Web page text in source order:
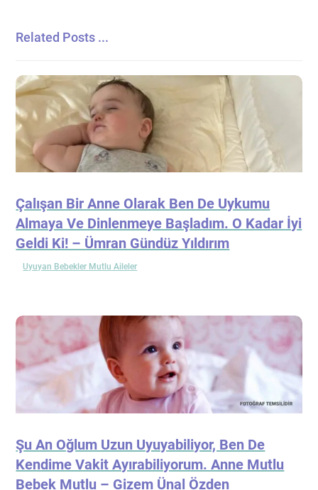
Related Posts ...
Çalışan Bir Anne Olarak Ben De Uykumu
Almaya Ve Dinlenmeye Başladım. O Kadar İyi
Geldi Ki! – Ümran Gündüz Yıldırım
Uyuyan Bebekler Mutlu Aileler
Şu An Oğlum Uzun Uyuyabiliyor, Ben De
Kendime Vakit Ayırabiliyorum. Anne Mutlu
Bebek Mutlu – Gizem Ünal Özden